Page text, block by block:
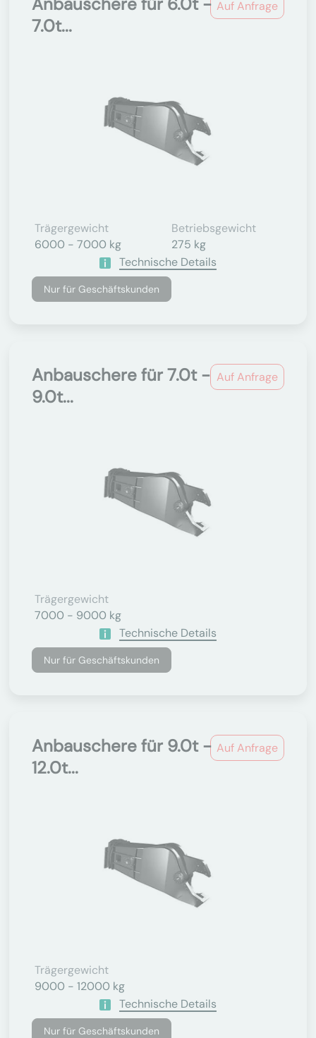
Auf Anfrage
7.0t...
Trägergewicht
6000 - 7000 kg
Betriebsgewicht
275 kg
Technische Details
Nur für Geschäftskunden
Auf Anfrage
Anbauschere für 7.0t -
9.0t...
Trägergewicht
7000 - 9000 kg
Technische Details
Nur für Geschäftskunden
Auf Anfrage
Anbauschere für 9.0t -
12.0t...
Trägergewicht
9000 - 12000 kg
Technische Details
Nur für Geschäftskunden